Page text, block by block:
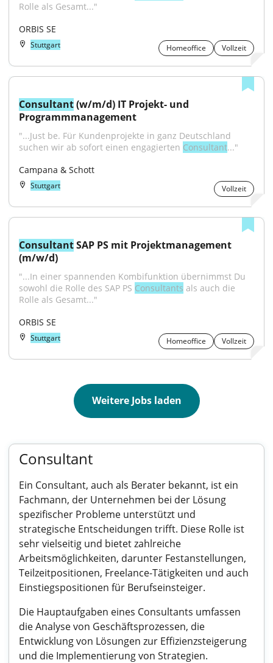
Rolle als Gesamt..."
ORBIS SE
Stuttgart Homeoffice Vollzeit
Consultant (w/m/d) IT Projekt- und
Programmmanagement
"...Just be. Für Kundenprojekte in ganz Deutschland
suchen wir ab sofort einen engagierten Consultant..."
Campana & Schott
Stuttgart Vollzeit
Consultant SAP PS mit Projektmanagement
(m/w/d)
"...In einer spannenden Kombifunktion übernimmst Du
sowohl die Rolle des SAP PS Consultants als auch die
Rolle als Gesamt..."
ORBIS SE
Stuttgart Homeoffice Vollzeit
Weitere Jobs laden
Consultant
Ein Consultant, auch als Berater bekannt, ist ein
Fachmann, der Unternehmen bei der Lösung
spezifischer Probleme unterstützt und
strategische Entscheidungen trifft. Diese Rolle ist
sehr vielseitig und bietet zahlreiche
Arbeitsmöglichkeiten, darunter Festanstellungen,
Teilzeitpositionen, Freelance-Tätigkeiten und auch
Einstiegspositionen für Berufseinsteiger.
Die Hauptaufgaben eines Consultants umfassen
die Analyse von Geschäftsprozessen, die
Entwicklung von Lösungen zur Effizienzsteigerung
und die Implementierung von Strategien.